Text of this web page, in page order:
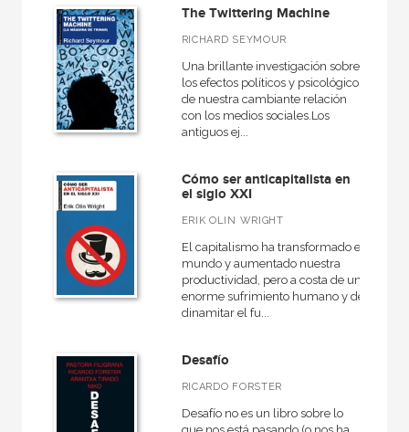
The Twittering Machine
RICHARD SEYMOUR
Una brillante investigación sobre
los efectos políticos y psicológicos
de nuestra cambiante relación
con los medios sociales.Los
antiguos ej...
Cómo ser anticapitalista en
el siglo XXI
ERIK OLIN WRIGHT
El capitalismo ha transformado el
mundo y aumentado nuestra
productividad, pero a costa de un
enorme sufrimiento humano y de
dinamitar el fu...
Desafío
RICARDO FORSTER
Desafío no es un libro sobre lo